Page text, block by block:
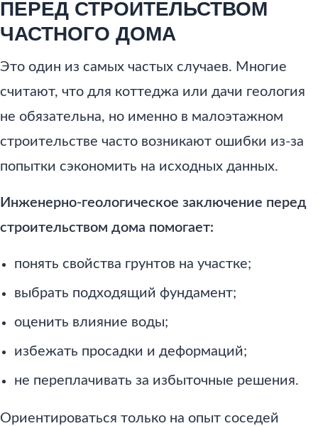
ПЕРЕД СТРОИТЕЛЬСТВОМ
ЧАСТНОГО ДОМА
Это один из самых частых случаев. Многие
считают, что для коттеджа или дачи геология
не обязательна, но именно в малоэтажном
строительстве часто возникают ошибки из-за
попытки сэкономить на исходных данных.
Инженерно-геологическое заключение перед
строительством дома помогает:
понять свойства грунтов на участке;
выбрать подходящий фундамент;
оценить влияние воды;
избежать просадки и деформаций;
не переплачивать за избыточные решения.
Ориентироваться только на опыт соседей